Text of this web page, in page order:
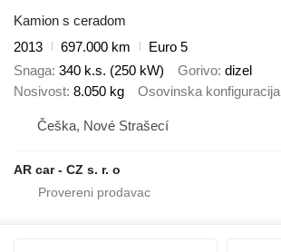
Kamion s ceradom
2013
697.000 km
Euro 5
Snaga 340 k.s. (250 kW) Gorivo dizel
Nosivost 8.050 kg Osovinska konfiguracija
Češka, Nové Strašecí
AR car - CZ s. r. o